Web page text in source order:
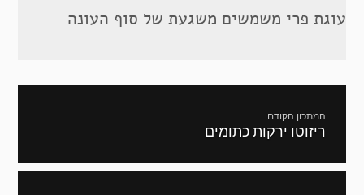
עוגת פרי משמשים משגעת של סוף העונה
המתכון הקודם
מתכון
ריזוטו ירקות כתומים